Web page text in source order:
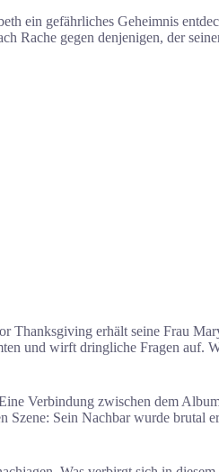
ein gefährliches Geheimnis
Rache gegen denjenigen, der
erhält seine Frau
und wirft dringliche Fragen auf.
Verbindung zwischen dem
Szene: Sein Nachbar wurde brutal